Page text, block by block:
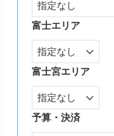
富士エリア
富士宮エリア
予算・決済